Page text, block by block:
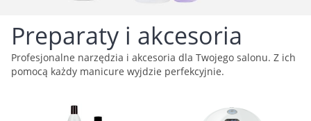
Preparaty i akcesoria
Profesjonalne narzędzia i akcesoria dla Twojego salonu. Z ich
pomocą każdy manicure wyjdzie perfekcyjnie.